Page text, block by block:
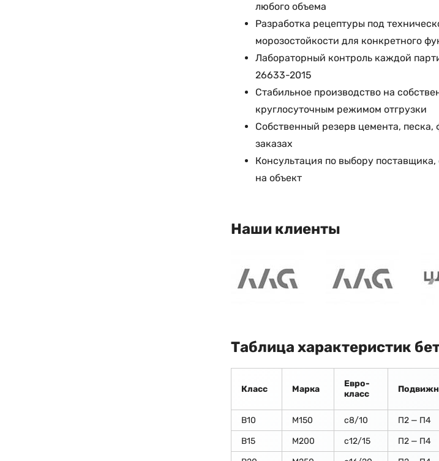
любого объема
Разработка рецептуры под
морозостойкости для конкретного
Лабораторный контроль каждой
26633-2015
Стабильное производство на
круглосуточным режимом отгрузки
Собственный резерв цемента,
заказах
Консультация по выбору
на объект
Наши клиенты
Таблица характеристик
Класс Марка
Евро-
класс
В10 М150 c8/10 П2 — П4
В15
М200 с12/15 П2 — П4